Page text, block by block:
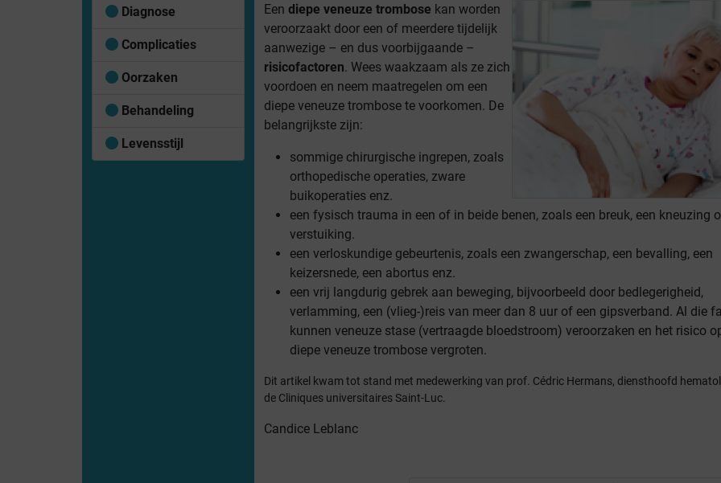
Diagnose
Complicaties
Oorzaken
Behandeling
Levensstijl
Een diepe veneuze trombose kan worden
veroorzaakt door een of meerdere tijdelijk
aanwezige – en dus voorbijgaande –
risicofactoren. Wees waakzaam als ze zich
voordoen en neem maatregelen om een
diepe veneuze trombose te voorkomen. De
belangrijkste zijn:
sommige chirurgische ingrepen, zoals
orthopedische operaties, zware
buikoperaties enz.
een fysisch trauma in een of in beide benen, zoals een breuk, een kneuzing
verstuiking.
een verloskundige gebeurtenis, zoals een zwangerschap, een bevalling, een
keizersnede, een abortus enz.
een vrij langdurig gebrek aan beweging, bijvoorbeeld door bedlegerigheid,
verlamming, een (vlieg-)reis van meer dan 8 uur of een gipsverband. Al die
kunnen veneuze stase (vertraagde bloedstroom) veroorzaken en het risico
diepe veneuze trombose vergroten.
Dit artikel kwam tot stand met medewerking van prof. Cédric Hermans, diensthoofd
de Cliniques universitaires Saint-Luc.
Candice Leblanc